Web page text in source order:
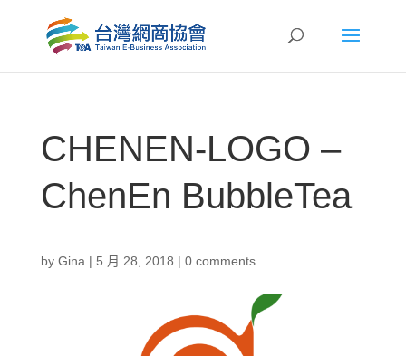
CHENEN-LOGO –
ChenEn BubbleTea
by Gina | 5 月 28, 2018 | 0 comments